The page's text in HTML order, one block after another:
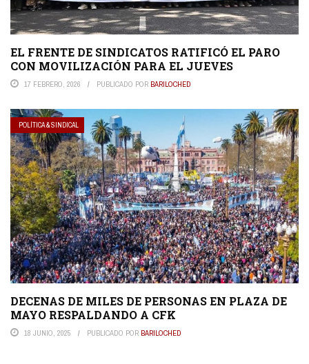
EL FRENTE DE SINDICATOS RATIFICÓ EL PARO
CON MOVILIZACIÓN PARA EL JUEVES
17 FEBRERO, 2026 PUBLICADO POR BARILOCHED
POLÍTICA & SINDICAL
DECENAS DE MILES DE PERSONAS EN PLAZA DE
MAYO RESPALDANDO A CFK
18 JUNIO, 2025 PUBLICADO POR BARILOCHED